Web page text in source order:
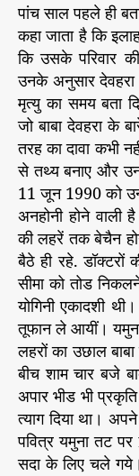
पांच साल पहले ही
कहा जाता है कि
कि उसके परिवार
उनके अनुसार देवहरा
मृत्यु का समय बता
जो बाबा देवहरा के
तरह का दावा कभी
से तथ्य बनाए और
11 जून 1990 को
अनहोनी होने वाली
की लहरें तक बेचैन
बैठे ही रहे. डॉक्टरों
सीमा को तोड
योगिनी एकादशी
तूफान ले आयीं।
लहरों का उछाल
बीच शाम चार बजे
अपार भीड भी
त्याग दिया था।
पवित्र यमुना तट
सदा के लिए चले